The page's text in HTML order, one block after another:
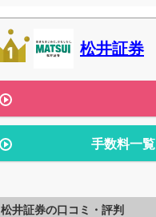
松井証券
手数料一覧
松井証券の口コミ・評判